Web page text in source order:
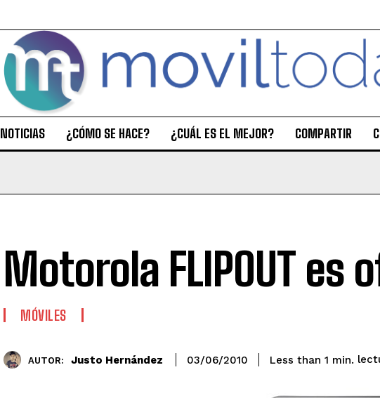
NOTICIAS ¿CÓMO SE HACE? ¿CUÁL ES EL MEJOR? COMPARTIR
Motorola FLIPOUT es
MÓVILES
AUTOR: Justo Hernández 03/06/2010 Less than 1 min.